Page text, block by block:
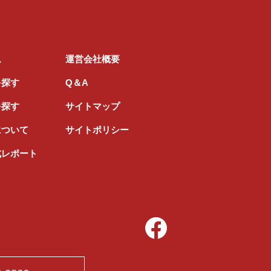
す
す
いて
ポート
運営会社概要
Q＆A
サイトマップ
サイトポリシー